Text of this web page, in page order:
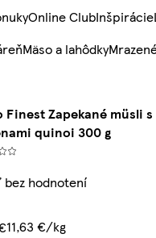
Online ClubInšpirácie
Mäso a lahôdky
Finest Zapekané müsli
quinoi 300 g
bez hodnotení
11,63 €/kg